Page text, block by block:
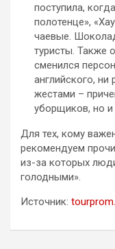
поступила,
полотенце»,
чаевые.
туристы. Также
сменился
английского, ни
жестами –
уборщиков, но
Для тех, кому
рекомендуем
из-за которых
голодными».
Источник: